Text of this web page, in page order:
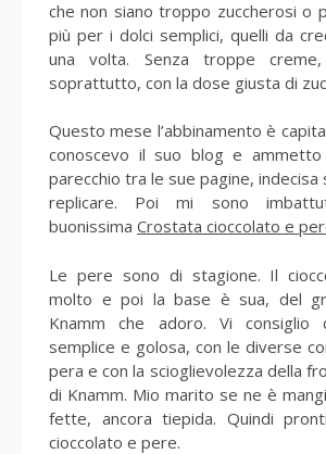
che non siano troppo zuccherosi o
più per i dolci semplici, quelli da
una volta. Senza troppe
soprattutto, con la dose giusta di
Questo mese l’abbinamento è
conoscevo il suo blog e
parecchio tra le sue pagine, indecisa
replicare. Poi mi sono
buonissima Crostata cioccolato e
Le pere sono di stagione. Il
molto e poi la base è sua, del
Knamm che adoro. Vi consiglio
semplice e golosa, con le diverse
pera e con la scioglievolezza della
di Knamm. Mio marito se ne è
fette, ancora tiepida. Quindi
cioccolato e pere.